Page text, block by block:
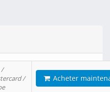
/
/
Acheter